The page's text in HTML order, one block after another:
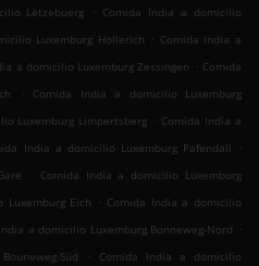
Lëtzebuerg . Comida India a domicilio
Luxemburg Hollerich . Comida India a
a domicilio Luxemburg Zessingen . Comida
.
Comida India a domicilio Luxemburg
Luxemburg Limpertsberg . Comida India a
India a domicilio Luxemburg Pafendall
.
. Comida India a domicilio Luxemburg
Eich . Comida India a domicilio
a domicilio Luxemburg Bonneweg-Nord .
Süd
.
Comida India a domicilio